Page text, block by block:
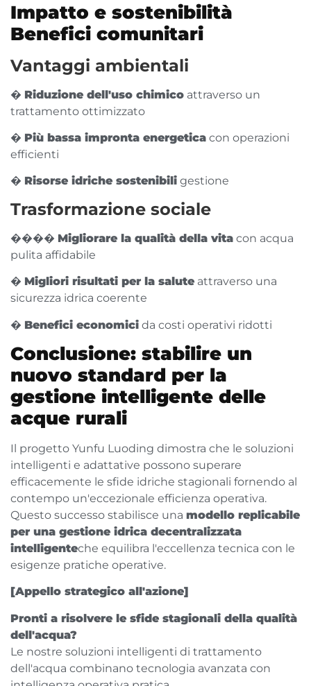
Impatto e sostenibilità
Benefici comunitari
Vantaggi ambientali
� Riduzione dell'uso chimico attraverso un
trattamento ottimizzato
� Più bassa impronta energetica con operazioni
efficienti
� Risorse idriche sostenibili gestione
Trasformazione sociale
�‍�‍�‍� Migliorare la qualità della vita con acqua
pulita affidabile
� Migliori risultati per la salute attraverso una
sicurezza idrica coerente
� Benefici economici da costi operativi ridotti
Conclusione: stabilire un
nuovo standard per la
gestione intelligente delle
acque rurali
Il progetto Yunfu Luoding dimostra che le soluzioni
intelligenti e adattative possono superare
efficacemente le sfide idriche stagionali fornendo al
contempo un'eccezionale efficienza operativa.
Questo successo stabilisce una modello replicabile
per una gestione idrica decentralizzata
intelligenteche equilibra l'eccellenza tecnica con le
esigenze pratiche operative.
[Appello strategico all'azione]
Pronti a risolvere le sfide stagionali della qualità
dell'acqua?
Le nostre soluzioni intelligenti di trattamento
dell'acqua combinano tecnologia avanzata con